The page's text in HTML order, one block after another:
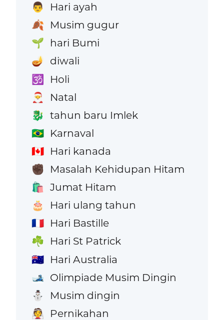
👨 Hari ayah
🍂 Musim gugur
🌱 hari Bumi
🪔 diwali
🕉️ Holi
🎅 Natal
🐉 tahun baru Imlek
🇧🇷 Karnaval
🇨🇦 Hari kanada
✊🏿 Masalah Kehidupan Hitam
🛍️ Jumat Hitam
🎂 Hari ulang tahun
🇫🇷 Hari Bastille
☘️ Hari St Patrick
🇦🇺 Hari Australia
🎿 Olimpiade Musim Dingin
⛄ Musim dingin
👰 Pernikahan